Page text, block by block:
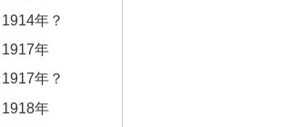
1914年？
1917年
1917年？
1918年